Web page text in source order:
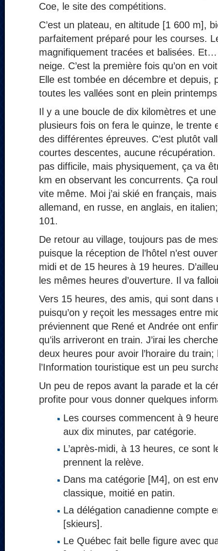
Coe, le site des compétitions.
C’est un plateau, en altitude [1 600 m],
parfaitement préparé pour les courses.
magnifiquement tracées et balisées.
neige. C’est la première fois qu’on en
Elle est tombée en décembre et depuis,
toutes les vallées sont en plein
Il y a une boucle de dix kilomètres et
plusieurs fois on fera le quinze, le trente
des différentes épreuves. C’est plutôt
courtes descentes, aucune récupération.
pas difficile, mais physiquement, ça va
km en observant les concurrents. Ça
vite même. Moi j’ai skié en français,
allemand, en russe, en anglais, en
101.
De retour au village, toujours pas de
puisque la réception de l’hôtel n’est
midi et de 15 heures à 19 heures.
les mêmes heures d’ouverture. Il va
Vers 15 heures, des amis, qui sont dans
puisqu’on y reçoit les messages entre
préviennent que René et Andrée ont
qu’ils arriveront en train. J’irai les
deux heures pour avoir l’horaire du train;
l’Information touristique est un peu
Un peu de repos avant la parade et la
profite pour vous donner quelques
Les courses commencent à 9
aux dix minutes, par catégorie.
L’après-midi, à 13 heures, ce sont
prennent la relève.
Dans ma catégorie [M4], on est
classique, moitié en patin.
La délégation canadienne compte
[skieurs].
Le Québec fait belle figure avec